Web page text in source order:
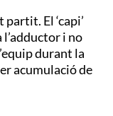
El ‘capi’
i no
durant la
acumulació de